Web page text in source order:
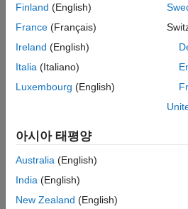
Finland (English)
France (Français)
Ireland (English)
Italia (Italiano)
Luxembourg (English)
아시아 태평양
Australia (English)
India (English)
New Zealand (English)